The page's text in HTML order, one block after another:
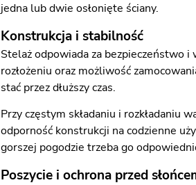
jedna lub dwie osłonięte ściany.
Konstrukcja i stabilność
Stelaż odpowiada za bezpieczeństwo
rozłożeniu oraz możliwość
stać przez dłuższy czas.
Przy częstym składaniu i rozkładaniu
odporność konstrukcji na codzienne
gorszej pogodzie trzeba go
Poszycie i ochrona przed